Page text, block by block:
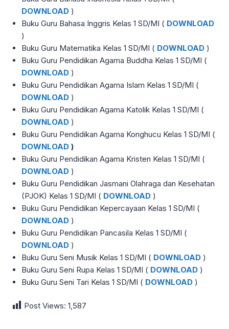
DOWNLOAD )
Buku Guru Bahasa Inggris Kelas 1 SD/MI ( DOWNLOAD
)
Buku Guru Matematika Kelas 1 SD/MI ( DOWNLOAD )
Buku Guru Pendidikan Agama Buddha Kelas 1 SD/MI (
DOWNLOAD )
Buku Guru Pendidikan Agama Islam Kelas 1 SD/MI (
DOWNLOAD )
Buku Guru Pendidikan Agama Katolik Kelas 1 SD/MI (
DOWNLOAD )
Buku Guru Pendidikan Agama Konghucu Kelas 1 SD/MI (
DOWNLOAD )
Buku Guru Pendidikan Agama Kristen Kelas 1 SD/MI (
DOWNLOAD )
Buku Guru Pendidikan Jasmani Olahraga dan Kesehatan
(PJOK) Kelas 1 SD/MI ( DOWNLOAD )
Buku Guru Pendidikan Kepercayaan Kelas 1 SD/MI (
DOWNLOAD )
Buku Guru Pendidikan Pancasila Kelas 1 SD/MI (
DOWNLOAD )
Buku Guru Seni Musik Kelas 1 SD/MI ( DOWNLOAD )
Buku Guru Seni Rupa Kelas 1 SD/MI ( DOWNLOAD )
Buku Guru Seni Tari Kelas 1 SD/MI ( DOWNLOAD )
Post Views: 1,587